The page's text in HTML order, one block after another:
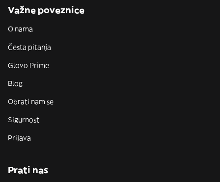
Važne poveznice
O nama
Česta pitanja
Glovo Prime
Blog
Obrati nam se
Sigurnost
Prijava
Prati nas